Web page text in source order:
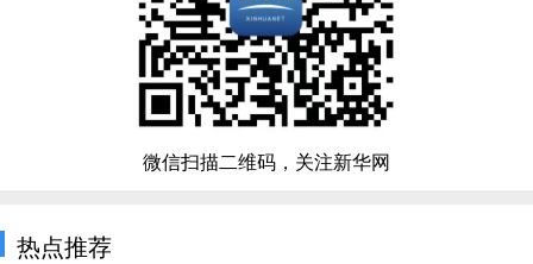
微信扫描二维码，关注新华网
热点推荐